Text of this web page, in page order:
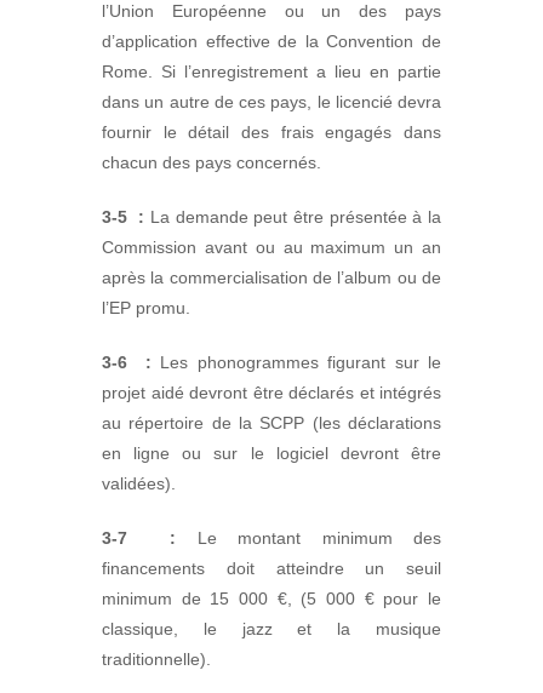
l’Union Européenne ou un des pays
d’application effective de la Convention de
Rome. Si l’enregistrement a lieu en partie
dans un autre de ces pays, le licencié devra
fournir le détail des frais engagés dans
chacun des pays concernés.
3-5 : La demande peut être présentée à la
Commission avant ou au maximum un an
après la commercialisation de l’album ou de
l’EP promu.
3-6 : Les phonogrammes figurant sur le
projet aidé devront être déclarés et intégrés
au répertoire de la SCPP (les déclarations
en ligne ou sur le logiciel devront être
validées).
3-7 :
Le montant minimum des
financements doit atteindre un seuil
minimum de 15 000 €, (5 000 € pour le
classique, le jazz et la musique
traditionnelle).